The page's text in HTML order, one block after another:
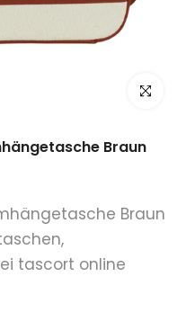
klicken
Braun
Braun
tascort online